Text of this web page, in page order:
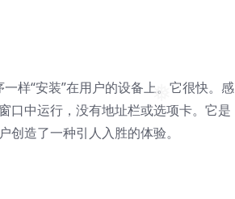
❅
样“安装”在用户的设备上。它很快。感
口中运行，没有地址栏或选项卡。它是
造了一种引人入胜的体验。